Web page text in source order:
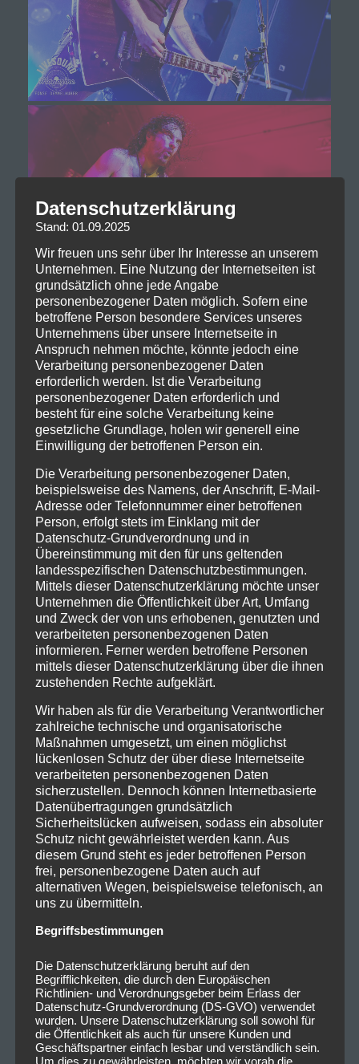
Datenschutzerklärung
Stand: 01.09.2025
Wir freuen uns sehr über Ihr Interesse an unserem
Unternehmen. Eine Nutzung der Internetseiten ist
grundsätzlich ohne jede Angabe
personenbezogener Daten möglich. Sofern eine
betroffene Person besondere Services unseres
Unternehmens über unsere Internetseite in
Anspruch nehmen möchte, könnte jedoch eine
Verarbeitung personenbezogener Daten
erforderlich werden. Ist die Verarbeitung
personenbezogener Daten erforderlich und
besteht für eine solche Verarbeitung keine
gesetzliche Grundlage, holen wir generell eine
Einwilligung der betroffenen Person ein.
Die Verarbeitung personenbezogener Daten,
beispielsweise des Namens, der Anschrift, E-Mail-
Adresse oder Telefonnummer einer betroffenen
Person, erfolgt stets im Einklang mit der
Datenschutz-Grundverordnung und in
Übereinstimmung mit den für uns geltenden
landesspezifischen Datenschutzbestimmungen.
Mittels dieser Datenschutzerklärung möchte unser
Unternehmen die Öffentlichkeit über Art, Umfang
und Zweck der von uns erhobenen, genutzten und
verarbeiteten personenbezogenen Daten
informieren. Ferner werden betroffene Personen
mittels dieser Datenschutzerklärung über die ihnen
zustehenden Rechte aufgeklärt.
Wir haben als für die Verarbeitung Verantwortlicher
zahlreiche technische und organisatorische
Maßnahmen umgesetzt, um einen möglichst
lückenlosen Schutz der über diese Internetseite
verarbeiteten personenbezogenen Daten
sicherzustellen. Dennoch können Internetbasierte
Datenübertragungen grundsätzlich
Sicherheitslücken aufweisen, sodass ein absoluter
Schutz nicht gewährleistet werden kann. Aus
diesem Grund steht es jeder betroffenen Person
frei, personenbezogene Daten auch auf
alternativen Wegen, beispielsweise telefonisch, an
uns zu übermitteln.
Begriffsbestimmungen
Die Datenschutzerklärung beruht auf den
Begrifflichkeiten, die durch den Europäischen
Richtlinien- und Verordnungsgeber beim Erlass der
Datenschutz-Grundverordnung (DS-GVO) verwendet
wurden. Unsere Datenschutzerklärung soll sowohl für
die Öffentlichkeit als auch für unsere Kunden und
Geschäftspartner einfach lesbar und verständlich sein.
Um dies zu gewährleisten, möchten wir vorab die